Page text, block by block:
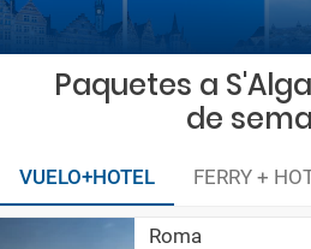
Paquetes a
de
VUELO+HOTEL FERRY +
Roma